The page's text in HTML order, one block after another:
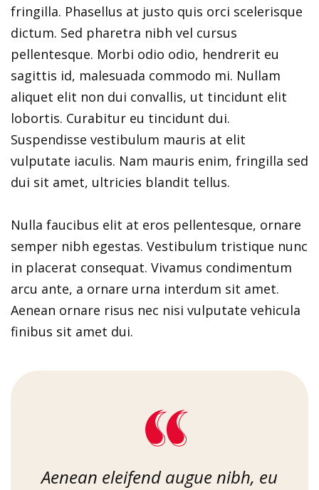
fringilla. Phasellus at justo quis orci scelerisque
dictum. Sed pharetra nibh vel cursus
pellentesque. Morbi odio odio, hendrerit eu
sagittis id, malesuada commodo mi. Nullam
aliquet elit non dui convallis, ut tincidunt elit
lobortis. Curabitur eu tincidunt dui.
Suspendisse vestibulum mauris at elit
vulputate iaculis. Nam mauris enim, fringilla sed
dui sit amet, ultricies blandit tellus.
Nulla faucibus elit at eros pellentesque, ornare
semper nibh egestas. Vestibulum tristique nunc
in placerat consequat. Vivamus condimentum
arcu ante, a ornare urna interdum sit amet.
Aenean ornare risus nec nisi vulputate vehicula
finibus sit amet dui.
Aenean eleifend augue nibh, eu